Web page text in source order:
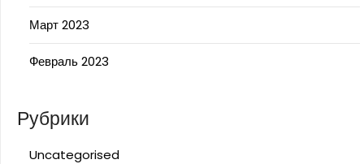
Март 2023
Февраль 2023
Рубрики
Uncategorised